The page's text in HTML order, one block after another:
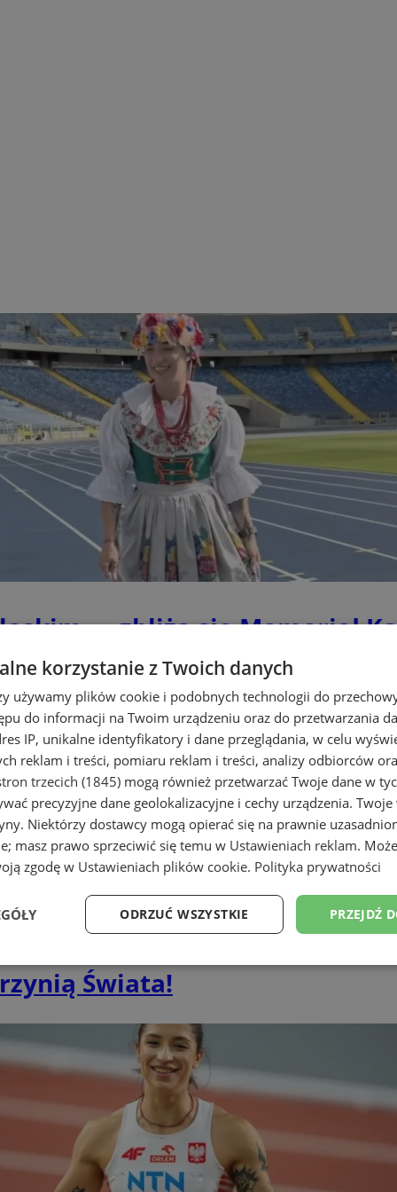
— zbliża się Memoriał
Świata!
korzystanie z Twoich danych
używamy plików cookie i podobnych technologii do
do informacji na Twoim urządzeniu oraz do przetwarzania
IP, unikalne identyfikatory i dane przeglądania, w celu
reklam i treści, pomiaru reklam i treści, analizy odbiorców
trzecich (1845) mogą również przetwarzać Twoje dane w
precyzyjne dane geolokalizacyjne i cechy urządzenia.
Niektórzy dostawcy mogą opierać się na prawnie
masz prawo sprzeciwić się temu w Ustawieniach reklam.
zgodę w Ustawieniach plików cookie. Polityka prywatności
PRZEJDŹ
ODRZUĆ WSZYSTKIE
Wydajność Targetowanie Funkcjonalność
Targetowanie Funkcjonalność
umożliwiają korzystanie z podstawowych funkcji strony internetowej, takich jak
Bez niezbędnych plików cookie nie można prawidłowo korzystać ze strony internetowej.
Provider / Domena
Okres
przechowywania
Opis